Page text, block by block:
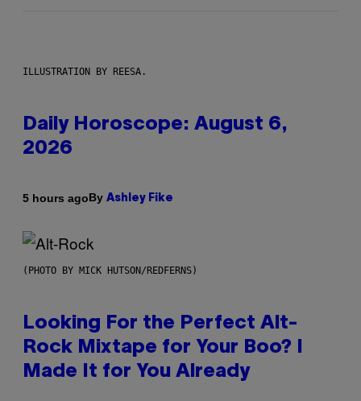
ILLUSTRATION BY REESA.
Daily Horoscope: August 6,
2026
5 hours agoBy Ashley Fike
(PHOTO BY MICK HUTSON/REDFERNS)
Looking For the Perfect Alt-
Rock Mixtape for Your Boo? I
Made It for You Already